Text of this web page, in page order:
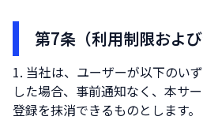
第7条（利用制限および
当社は、ユーザーが以下のい
した場合、事前通知なく、本サ
登録を抹消できるものとします。